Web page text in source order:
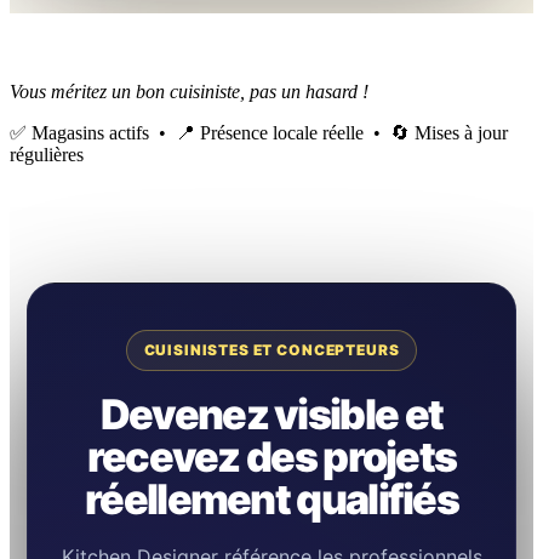
Vous méritez un bon cuisiniste, pas un hasard !
✅ Magasins actifs • 📍 Présence locale réelle • 🔄 Mises à jour
régulières
CUISINISTES ET CONCEPTEURS
Devenez visible et
recevez des projets
réellement qualifiés